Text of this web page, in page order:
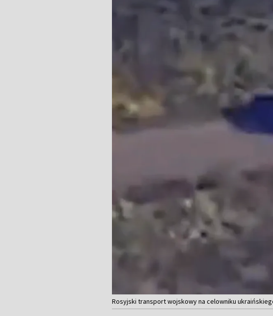
Rosyjski transport wojskowy na celowniku